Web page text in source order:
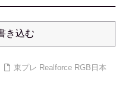
き込む
東プレ Realforce RGB日本